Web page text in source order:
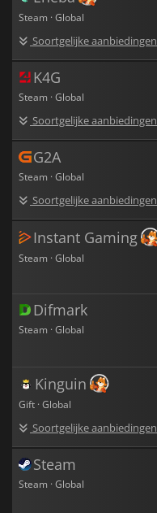
Steam · Global
Soortgelijke aanbiedingen
K4G
Steam · Global
Soortgelijke aanbiedingen
G2A
Steam · Global
Soortgelijke aanbiedingen
Instant Gaming
Steam · Global
Difmark
Steam · Global
Kinguin
Gift · Global
Soortgelijke aanbiedingen
Steam
Steam · Global